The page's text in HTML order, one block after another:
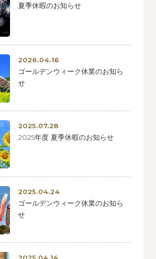
夏季休暇のお知らせ
2026.04.16
ゴールデンウィーク休業のお知ら
せ
2025.07.28
2025年度 夏季休暇のお知らせ
2025.04.24
ゴールデンウィーク休業のお知ら
せ
2025.04.14